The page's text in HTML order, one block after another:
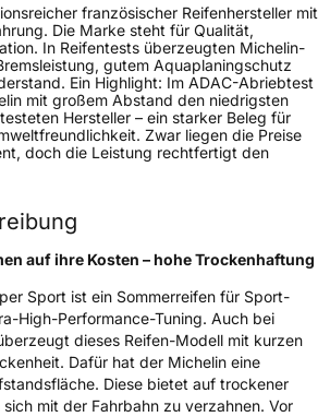
B
französischer Reifenhersteller mit
Die Marke steht für Qualität,
In Reifentests überzeugten Michelin-
gutem Aquaplaningschutz
Ein Highlight: Im ADAC-Abriebtest
mit großem Abstand den niedrigsten
Hersteller – ein starker Beleg für
Zwar liegen die Preise
doch die Leistung rechtfertigt den
auf ihre Kosten – hohe Trockenhaftung
Sport ist ein Sommerreifen für Sport-
High-Performance-Tuning. Auch bei
dieses Reifen-Modell mit kurzen
Dafür hat der Michelin eine
Diese bietet auf trockener
mit der Fahrbahn zu verzahnen. Vor